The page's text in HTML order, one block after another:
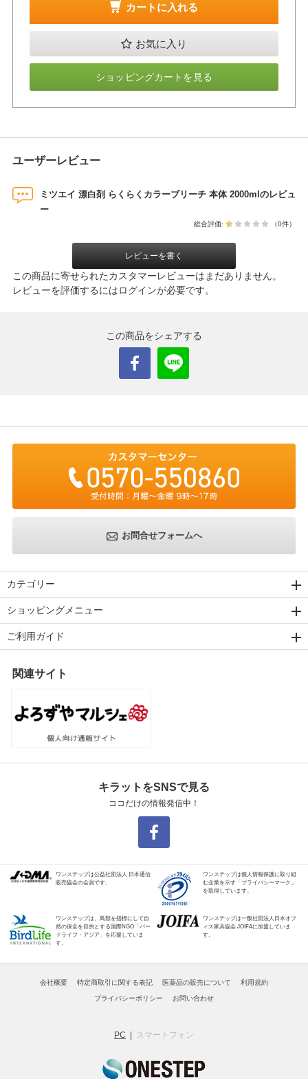
カートに入れる
お気に入り
ショッピングカートを見る
ユーザーレビュー
ミツエイ 漂白剤 らくらくカラーブリーチ 本体 2000mlのレビュ
ー
総合評価: （0件）
レビューを書く
この商品に寄せられたカスタマーレビューはまだありません。
レビューを評価するにはログインが必要です。
この商品をシェアする
お問合せフォームへ
カテゴリー
ショッピングメニュー
ご利用ガイド
関連サイト
キラットをSNSで見る
ココだけの情報発信中！
ワンステップは公益社団法人 日本通信
販売協会の会員です。
ワンステップは個人情報保護に取り組
む企業を示す「プライバシーマーク」
を取得しています。
ワンステップは、鳥類を指標にして自
然の保全を目的とする国際NGO「バー
ドライフ・アジア」を応援していま
す。
ワンステップは一般社団法人日本オフ
ィス家具協会 JOIFAに加盟していま
す。
会社概要 特定商取引に関する表記 医薬品の販売について 利用規約
プライバシーポリシー お問い合わせ
PC スマートフォン